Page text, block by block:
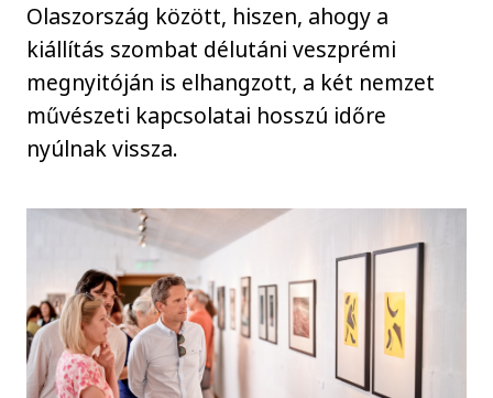
Olaszország között, hiszen, ahogy a
kiállítás szombat délutáni veszprémi
megnyitóján is elhangzott, a két nemzet
művészeti kapcsolatai hosszú időre
nyúlnak vissza.